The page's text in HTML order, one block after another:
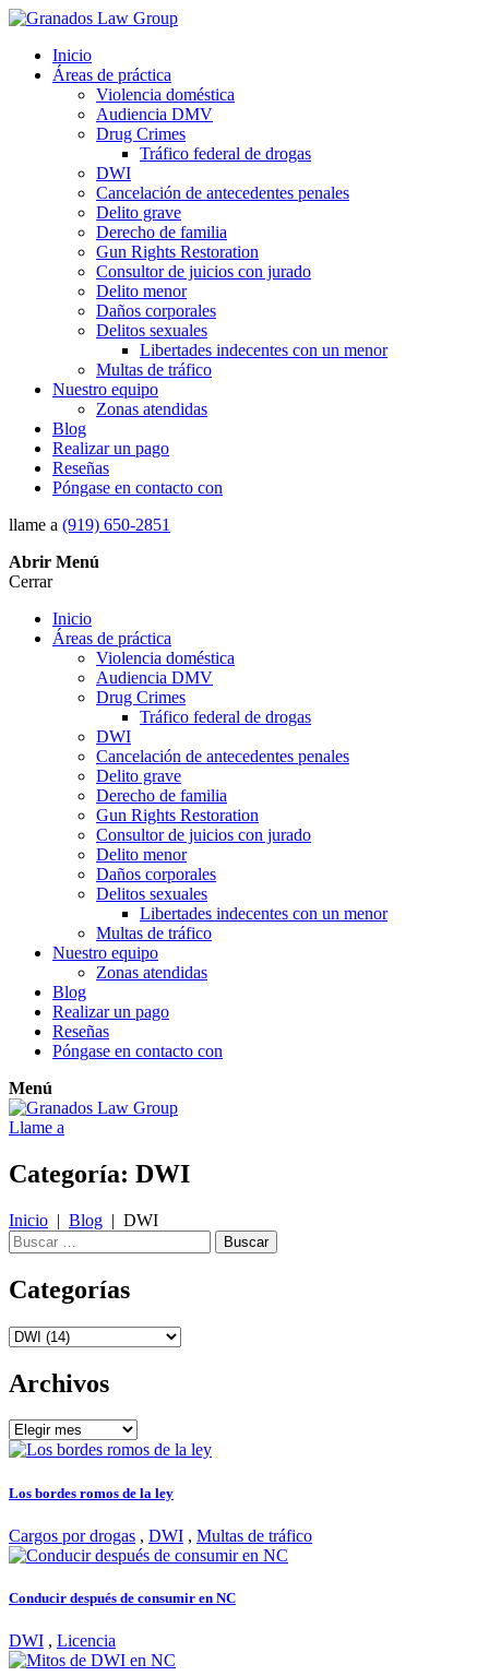
Inicio
Áreas de práctica
Violencia doméstica
Audiencia DMV
Drug Crimes
Tráfico federal de drogas
DWI
Cancelación de antecedentes penales
Delito grave
Derecho de familia
Gun Rights Restoration
Consultor de juicios con jurado
Delito menor
Daños corporales
Delitos sexuales
Libertades indecentes con un menor
Multas de tráfico
Nuestro equipo
Zonas atendidas
Blog
Realizar un pago
Reseñas
Póngase en contacto con
llame a (919) 650-2851
Abrir Menú
Cerrar
Inicio
Áreas de práctica
Violencia doméstica
Audiencia DMV
Drug Crimes
Tráfico federal de drogas
DWI
Cancelación de antecedentes penales
Delito grave
Derecho de familia
Gun Rights Restoration
Consultor de juicios con jurado
Delito menor
Daños corporales
Delitos sexuales
Libertades indecentes con un menor
Multas de tráfico
Nuestro equipo
Zonas atendidas
Blog
Realizar un pago
Reseñas
Póngase en contacto con
Menú
Llame a
Categoría: DWI
Inicio | Blog | DWI
Buscar:
Categorías
Categorías
Archivos
Archivos
Los bordes romos de la ley
Cargos por drogas , DWI , Multas de tráfico
Conducir después de consumir en NC
DWI , Licencia